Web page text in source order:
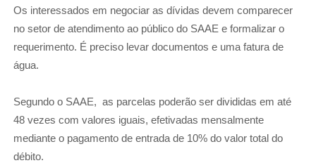
Os interessados em negociar as dívidas devem comparecer
no setor de atendimento ao público do SAAE e formalizar o
requerimento. É preciso levar documentos e uma fatura de
água.
Segundo o SAAE, as parcelas poderão ser divididas em até
48 vezes com valores iguais, efetivadas mensalmente
mediante o pagamento de entrada de 10% do valor total do
débito.